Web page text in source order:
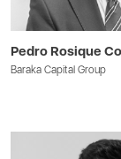
Pedro Rosique
Baraka Capital Group